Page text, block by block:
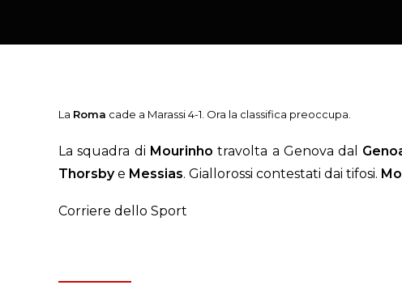
La Roma cade a Marassi 4-1. Ora la classifica preoccupa.
La squadra di Mourinho travolta a Genova dal
Thorsbye Messias. Giallorossi contestati dai tifosi.
Corriere dello Sport